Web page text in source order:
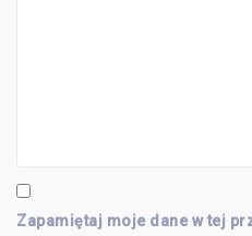
Zapamiętaj moje dane w tej